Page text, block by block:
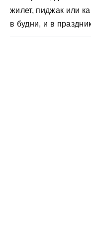
жилет, пиджак или
в будни, и в